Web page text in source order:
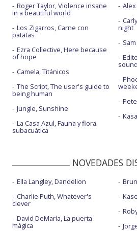
Roger Taylor, Violence insane
in a beautiful world
Los Zigarros, Carne con
patatas
Ezra Collective, Here because
of hope
Camela, Titánicos
The Script, The user's guide to
being human
Jungle, Sunshine
La Casa Azul, Fauna y flora
subacuática
night
sound
NOVEDADES
Ella Langley, Dandelion
Charlie Puth, Whatever's
clever
David DeMaría, La puerta
mágica